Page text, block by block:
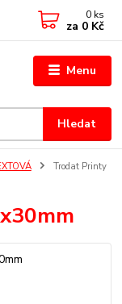
Menu
Hledat
0 ks
za 0 Kč
Trodat Printy